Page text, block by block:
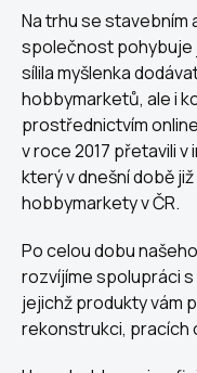
Na trhu se stavebním
společnost pohybuje
sílila myšlenka
hobbymarketů, ale i
prostřednictvím
v roce 2017 přetavili
který v dnešní době
hobbymarkety v ČR.
Po celou dobu
rozvíjíme spolupráci
jejichž produkty vám
rekonstrukci, pracích